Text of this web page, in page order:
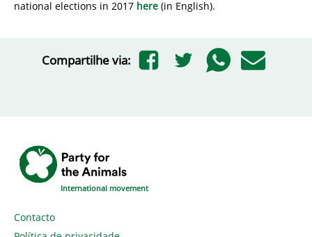
national elections in 2017 here (in English).
Compartilhe via:
International movement
Contacto